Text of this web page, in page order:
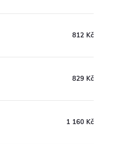
812 Kč
829 Kč
1 160 Kč